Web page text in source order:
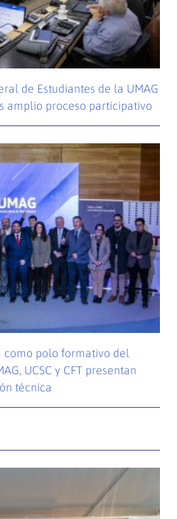
de Estudiantes de la UMAG
amplio proceso participativo
como polo formativo del
UCSC y CFT presentan
técnica